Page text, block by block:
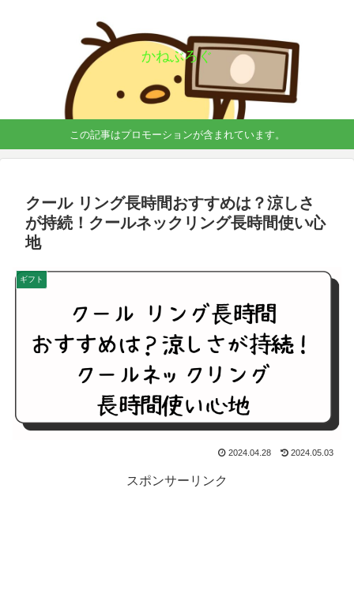
かねぶろぐ
この記事はプロモーションが含まれています。
クール リング長時間おすすめは？涼しさ
が持続！クールネックリング長時間使い心
地
ギフト
2024.04.28 2024.05.03
スポンサーリンク